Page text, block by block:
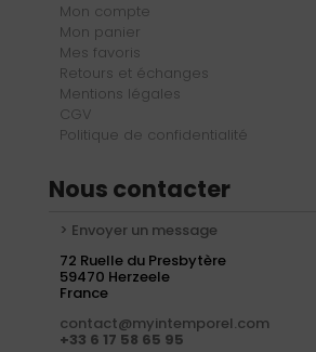
Mon compte
Mon panier
Mes favoris
Retours et échanges
Mentions légales
CGV
Politique de confidentialité
Nous contacter
> Envoyer un message
72 Ruelle du Presbytère
59470 Herzeele
France
contact@myintemporel.com
+33 6 17 58 65 95